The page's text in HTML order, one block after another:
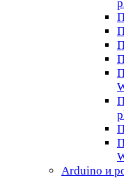
Arduino и